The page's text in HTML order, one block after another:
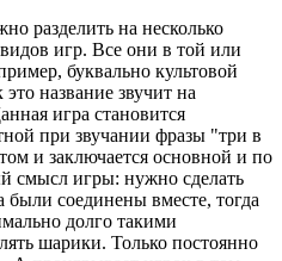
разделить на несколько
игр. Все они в той или
буквально культовой
название звучит на
игра становится
при звучании фразы "три в
и заключается основной и по
смысл игры: нужно сделать
соединены вместе, тогда
долго такими
шарики. Только постоянно